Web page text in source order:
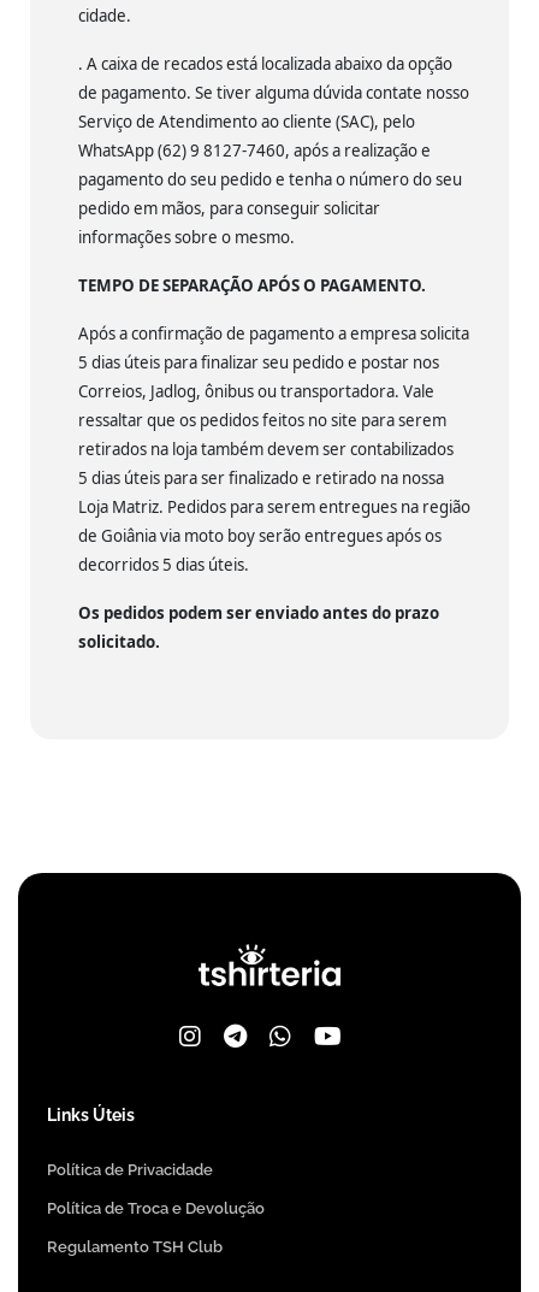
cidade.
. A caixa de recados está localizada abaixo da opção
de pagamento. Se tiver alguma dúvida contate nosso
Serviço de Atendimento ao cliente (SAC), pelo
WhatsApp (62) 9 8127-7460, após a realização e
pagamento do seu pedido e tenha o número do seu
pedido em mãos, para conseguir solicitar
informações sobre o mesmo.
TEMPO DE SEPARAÇÃO APÓS O PAGAMENTO.
Após a confirmação de pagamento a empresa solicita
5 dias úteis para finalizar seu pedido e postar nos
Correios, Jadlog, ônibus ou transportadora. Vale
ressaltar que os pedidos feitos no site para serem
retirados na loja também devem ser contabilizados
5 dias úteis para ser finalizado e retirado na nossa
Loja Matriz. Pedidos para serem entregues na região
de Goiânia via moto boy serão entregues após os
decorridos 5 dias úteis.
Os pedidos podem ser enviado antes do prazo
solicitado.
Links Úteis
Política de Privacidade
Política de Troca e Devolução
Regulamento TSH Club